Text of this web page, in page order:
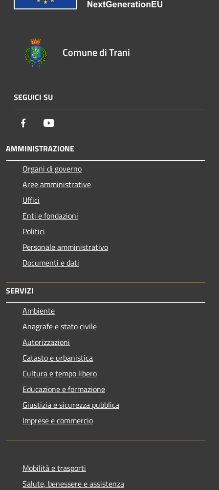
Comune di Trani
SEGUICI SU
Facebook
AMMINISTRAZIONE
Organi di governo
Aree amministrative
Uffici
Enti e fondazioni
Politici
Personale amministrativo
Documenti e dati
SERVIZI
Ambiente
Anagrafe e stato civile
Autorizzazioni
Catasto e urbanistica
Cultura e tempo libero
Educazione e formazione
Giustizia e sicurezza pubblica
Imprese e commercio
Mobilità e trasporti
Salute, benessere e assistenza